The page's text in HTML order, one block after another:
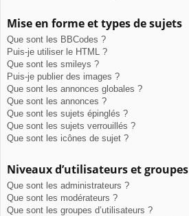
Mise en forme et types de sujets
Que sont les BBCodes ?
Puis-je utiliser le HTML ?
Que sont les smileys ?
Puis-je publier des images ?
Que sont les annonces globales ?
Que sont les annonces ?
Que sont les sujets épinglés ?
Que sont les sujets verrouillés ?
Que sont les icônes de sujet ?
Niveaux d’utilisateurs et groupes
Que sont les administrateurs ?
Que sont les modérateurs ?
Que sont les groupes d’utilisateurs ?